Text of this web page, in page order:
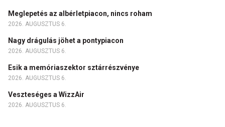
Meglepetés az albérletpiacon, nincs roham
2026. AUGUSZTUS 6.
Nagy drágulás jöhet a pontypiacon
2026. AUGUSZTUS 6.
Esik a memóriaszektor sztárrészvénye
2026. AUGUSZTUS 6.
Veszteséges a WizzAir
2026. AUGUSZTUS 6.